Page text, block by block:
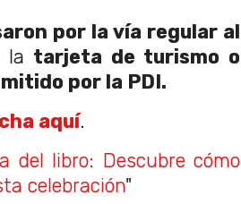
por la vía regular al
la tarjeta de turismo o
por la PDI.
aquí.
del libro: Descubre cómo
celebración"